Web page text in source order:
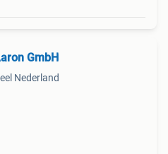
GmbH
Nederland